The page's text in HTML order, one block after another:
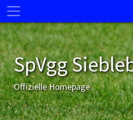
SpVgg
Offizielle Homepage